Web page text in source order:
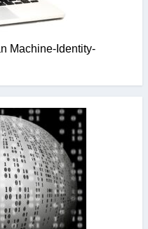
Machine-Identity-